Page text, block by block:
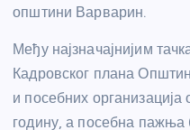
општини Варварин.
Међу најзначајнијим
Кадровског плана
и посебних
годину, а посебна